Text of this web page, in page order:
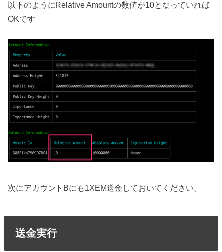
以下のようにRelative Amountの数値が10となっていれば
OKです
次にアカウントBにも1XEM送金しておいてください。
送金実行